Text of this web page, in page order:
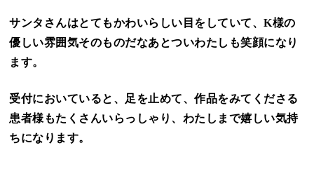
サンタさんはとてもかわいらしい目をしていて、K様の
優しい雰囲気そのものだなあとついわたしも笑顔になり
ます。
受付においていると、足を止めて、作品をみてくださる
患者様もたくさんいらっしゃり、わたしまで嬉しい気持
ちになります。